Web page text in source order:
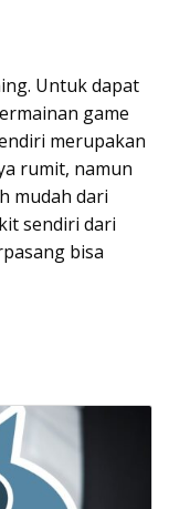
Untuk dapat
game
merupakan
rumit, namun
mudah dari
sendiri dari
bisa